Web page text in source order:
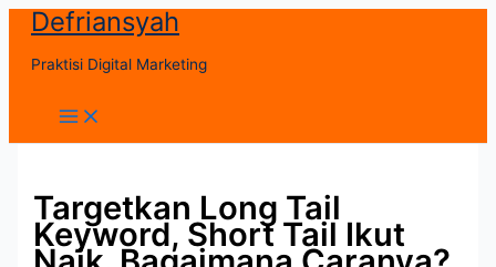
Skip
content
Defriansyah
Praktisi Digital Marketing
Main
Menu
Targetkan Long Tail
Keyword, Short Tail Ikut